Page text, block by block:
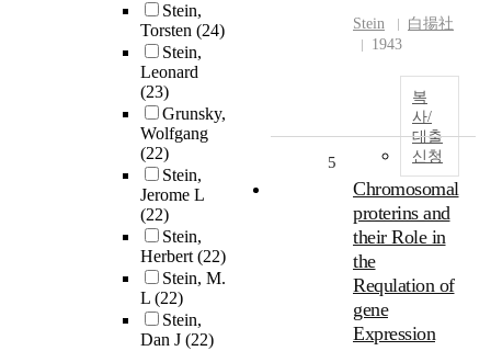
Stein,
Torsten (24)
Stein,
Leonard
(23)
Grunsky,
Wolfgang
(22)
Stein,
Jerome L
(22)
Stein,
Herbert(22)
Stein, M.
L (22)
Stein,
Dan J (22)
Stein
白揚社
1943
복
사/
대출
신청
5
Chromosomal
proterins and
their Role in
the
Requlation of
gene
Expression